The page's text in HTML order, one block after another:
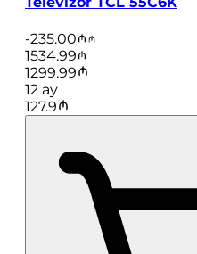
-235.00
1534.99
1299.99
12 ay
127.9